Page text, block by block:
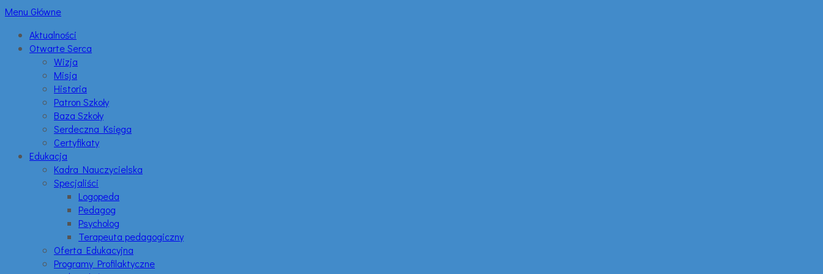
Menu Główne
Aktualności
Otwarte Serca
Wizja
Misja
Historia
Patron Szkoły
Baza Szkoły
Serdeczna Księga
Certyfikaty
Edukacja
Kadra Nauczycielska
Specjaliści
Logopeda
Pedagog
Psycholog
Terapeuta pedagogiczny
Oferta Edukacyjna
Programy Profilaktyczne